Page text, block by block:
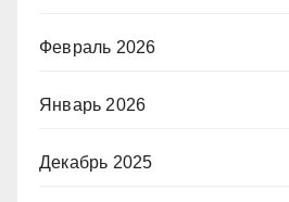
Февраль 2026
Январь 2026
Декабрь 2025